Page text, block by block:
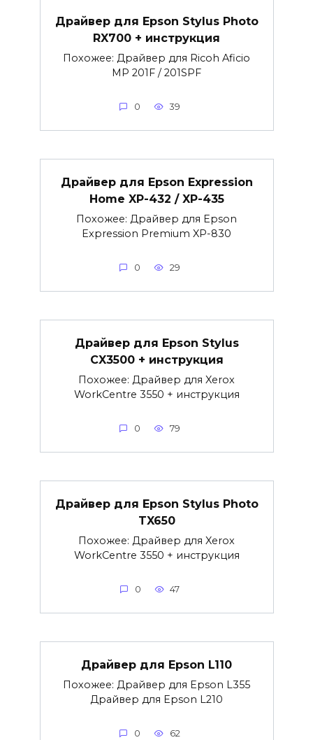
Драйвер для Epson Stylus Photo
RX700 + инструкция
Похожее: Драйвер для Ricoh Aficio
MP 201F / 201SPF
0 39
Драйвер для Epson Expression
Home XP-432 / XP-435
Похожее: Драйвер для Epson
Expression Premium XP-830
0 29
Драйвер для Epson Stylus
CX3500 + инструкция
Похожее: Драйвер для Xerox
WorkCentre 3550 + инструкция
0 79
Драйвер для Epson Stylus Photo
TX650
Похожее: Драйвер для Xerox
WorkCentre 3550 + инструкция
0 47
Драйвер для Epson L110
Похожее: Драйвер для Epson L355
Драйвер для Epson L210
0 62